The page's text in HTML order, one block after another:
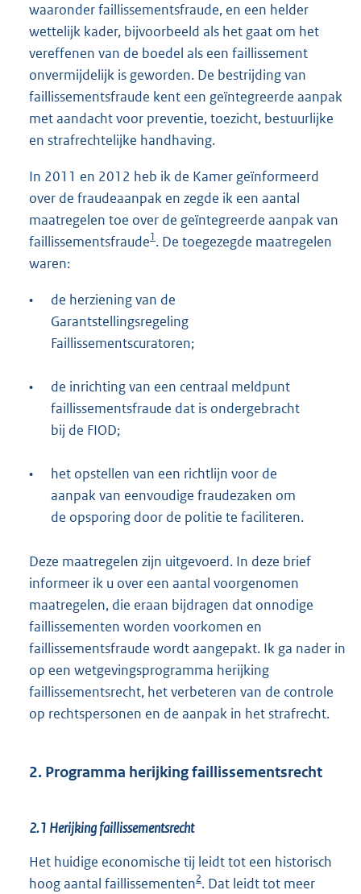
waaronder faillissementsfraude, en een helder
wettelijk kader, bijvoorbeeld als het gaat om het
vereffenen van de boedel als een faillissement
onvermijdelijk is geworden. De bestrijding van
faillissementsfraude kent een geïntegreerde aanpak
met aandacht voor preventie, toezicht, bestuurlijke
en strafrechtelijke handhaving.
In 2011 en 2012 heb ik de Kamer geïnformeerd
over de fraudeaanpak en zegde ik een aantal
maatregelen toe over de geïntegreerde aanpak van
faillissementsfraude1. De toegezegde maatregelen
waren:
•
de herziening van de
Garantstellingsregeling
Faillissementscuratoren;
•
de inrichting van een centraal meldpunt
faillissementsfraude dat is ondergebracht
bij de FIOD;
•
het opstellen van een richtlijn voor de
aanpak van eenvoudige fraudezaken om
de opsporing door de politie te faciliteren.
Deze maatregelen zijn uitgevoerd. In deze brief
informeer ik u over een aantal voorgenomen
maatregelen, die eraan bijdragen dat onnodige
faillissementen worden voorkomen en
faillissementsfraude wordt aangepakt. Ik ga nader in
op een wetgevingsprogramma herijking
faillissementsrecht, het verbeteren van de controle
op rechtspersonen en de aanpak in het strafrecht.
2. Programma herijking faillissementsrecht
2.1 Herijking faillissementsrecht
Het huidige economische tij leidt tot een historisch
hoog aantal faillissementen2. Dat leidt tot meer